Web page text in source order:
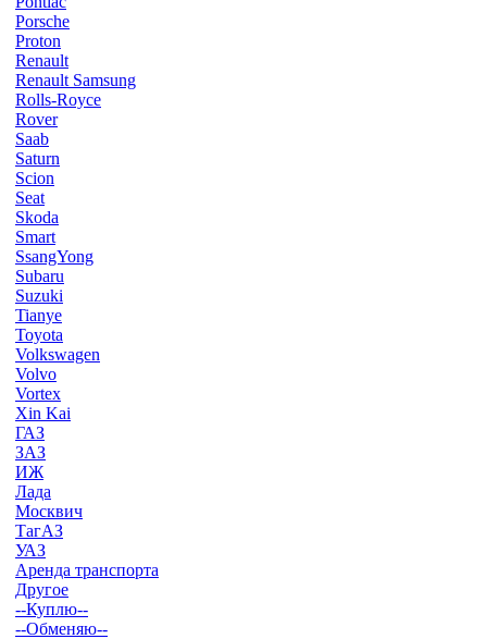
Porsche
Proton
Renault
Renault Samsung
Rolls-Royce
Rover
Saab
Saturn
Scion
Seat
Skoda
Smart
SsangYong
Subaru
Suzuki
Tianye
Toyota
Volkswagen
Volvo
Vortex
Xin Kai
ГАЗ
ЗАЗ
ИЖ
Лада
Москвич
ТагАЗ
УАЗ
Аренда транспорта
Другое
--Куплю--
--Обменяю--